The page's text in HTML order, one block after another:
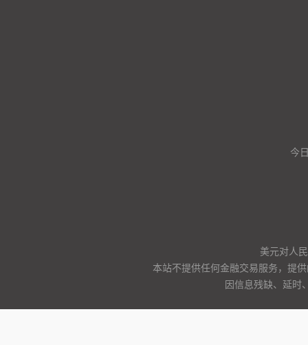
今
美元对人
本站不提供任何金融交易服务，提
因信息残缺、延时